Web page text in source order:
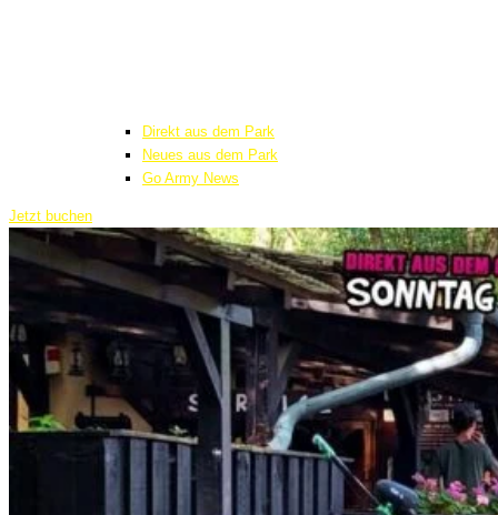
Direkt aus dem Park
Neues aus dem Park
Go Army News
Jetzt buchen